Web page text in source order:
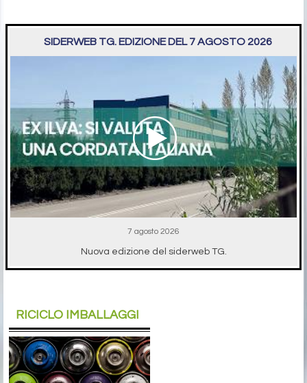
SIDERWEB TG. EDIZIONE DEL 7 AGOSTO 2026
7 agosto 2026
Nuova edizione del siderweb TG.
RICICLO IMBALLAGGI